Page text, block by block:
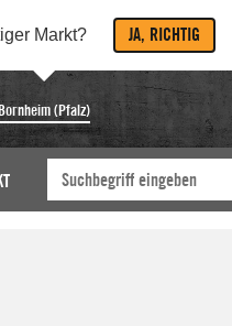
Markt? JA, RICHTIG
(Pfalz)